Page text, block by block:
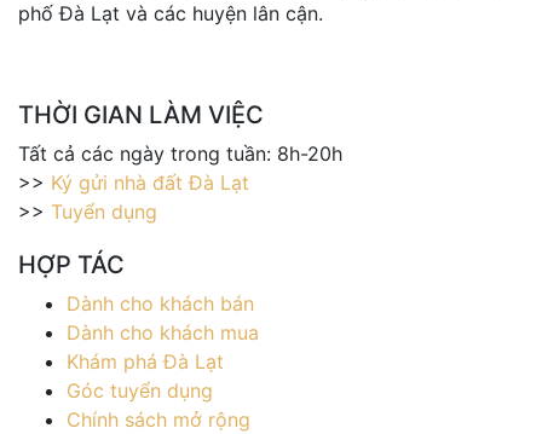
phố Đà Lạt và các huyện lân cận.
THỜI GIAN LÀM VIỆC
Tất cả các ngày trong tuần: 8h-20h
>> Ký gửi nhà đất Đà Lạt
>> Tuyển dụng
HỢP TÁC
Dành cho khách bán
Dành cho khách mua
Khám phá Đà Lạt
Góc tuyển dụng
Chính sách mở rộng